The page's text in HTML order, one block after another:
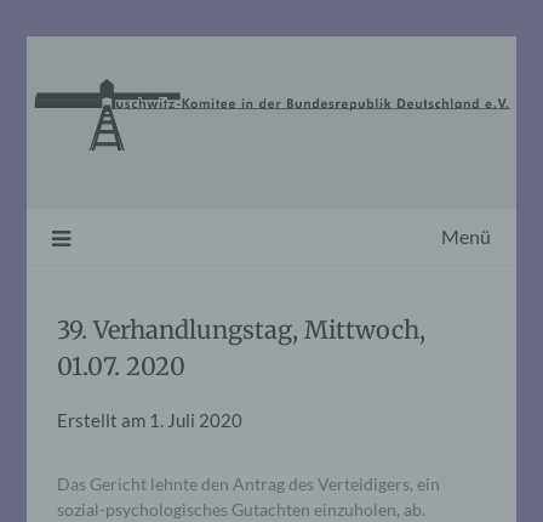
Menü
39. Verhandlungstag, Mittwoch,
01.07. 2020
Erstellt am 1. Juli 2020
Das Gericht lehnte den Antrag des Verteidigers, ein
sozial-psychologisches Gutachten einzuholen, ab.